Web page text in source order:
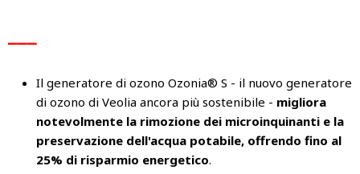
Il generatore di ozono Ozonia® S - il nuovo generatore
di ozono di Veolia ancora più sostenibile - migliora
notevolmente la rimozione dei microinquinanti e la
preservazione dell'acqua potabile, offrendo fino al
25% di risparmio energetico.